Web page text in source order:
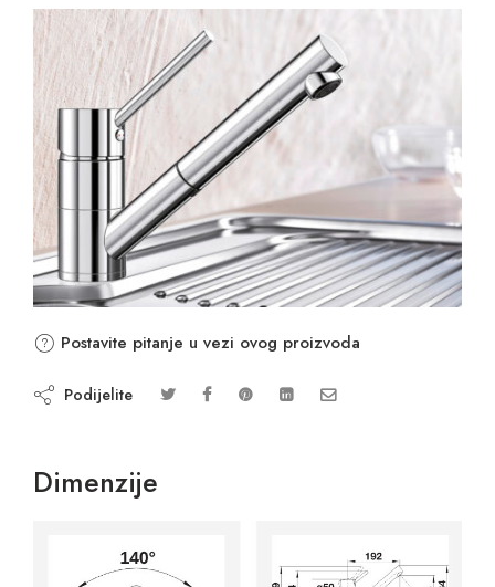
Postavite pitanje u vezi ovog proizvoda
Podijelite
Dimenzije